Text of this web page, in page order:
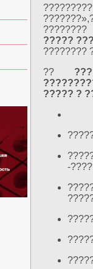
?????
????????
??
????? ?
-